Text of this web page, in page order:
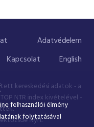
Adatvédelem
Kapcsolat English
kereskedési adatok - a
NTR index kivételével -
Nyrt.
felhasználói élmény
folytatásával